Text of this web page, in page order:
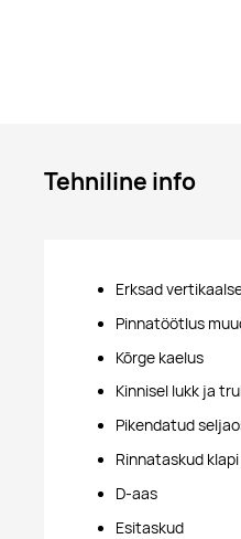
Tehniline info
Erksad
Pinnatöötlus
Kõrge kaelus
Kinnisel lukk ja
Pikendatud
Rinnataskud
D-aas
Esitaskud